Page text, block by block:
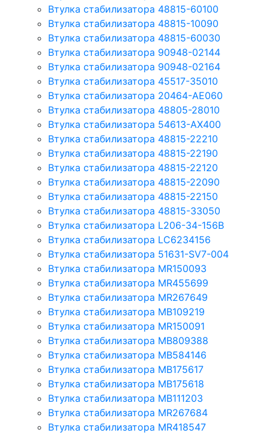
Втулка стабилизатора 48815-60100
Втулка стабилизатора 48815-10090
Втулка стабилизатора 48815-60030
Втулка стабилизатора 90948-02144
Втулка стабилизатора 90948-02164
Втулка стабилизатора 45517-35010
Втулка стабилизатора 20464-AE060
Втулка стабилизатора 48805-28010
Втулка стабилизатора 54613-AX400
Втулка стабилизатора 48815-22210
Втулка стабилизатора 48815-22190
Втулка стабилизатора 48815-22120
Втулка стабилизатора 48815-22090
Втулка стабилизатора 48815-22150
Втулка стабилизатора 48815-33050
Втулка стабилизатора L206-34-156B
Втулка стабилизатора LC6234156
Втулка стабилизатора 51631-SV7-004
Втулка стабилизатора MR150093
Втулка стабилизатора MR455699
Втулка стабилизатора MR267649
Втулка стабилизатора MB109219
Втулка стабилизатора MR150091
Втулка стабилизатора MB809388
Втулка стабилизатора MB584146
Втулка стабилизатора MB175617
Втулка стабилизатора MB175618
Втулка стабилизатора MB111203
Втулка стабилизатора MR267684
Втулка стабилизатора MR418547